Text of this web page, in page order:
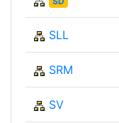
SLL
SRM
SV